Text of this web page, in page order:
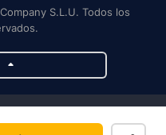
S.L.U. Todos los